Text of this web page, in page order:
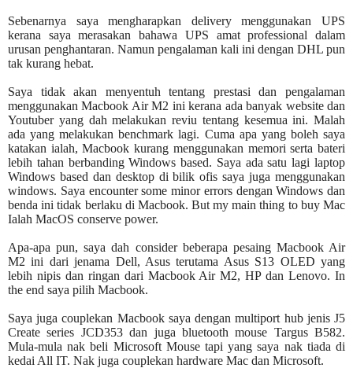
Sebenarnya saya mengharapkan delivery menggunakan UPS
kerana saya merasakan bahawa UPS amat professional dalam
urusan penghantaran. Namun pengalaman kali ini dengan DHL pun
tak kurang hebat.
Saya tidak akan menyentuh tentang prestasi dan pengalaman
menggunakan Macbook Air M2 ini kerana ada banyak website dan
Youtuber yang dah melakukan reviu tentang kesemua ini. Malah
ada yang melakukan benchmark lagi. Cuma apa yang boleh saya
katakan ialah, Macbook kurang menggunakan memori serta bateri
lebih tahan berbanding Windows based. Saya ada satu lagi laptop
Windows based dan desktop di bilik ofis saya juga menggunakan
windows. Saya encounter some minor errors dengan Windows dan
benda ini tidak berlaku di Macbook. But my main thing to buy Mac
Ialah MacOS conserve power.
Apa-apa pun, saya dah consider beberapa pesaing Macbook Air
M2 ini dari jenama Dell, Asus terutama Asus S13 OLED yang
lebih nipis dan ringan dari Macbook Air M2, HP dan Lenovo. In
the end saya pilih Macbook.
Saya juga couplekan Macbook saya dengan multiport hub jenis J5
Create series JCD353 dan juga bluetooth mouse Targus B582.
Mula-mula nak beli Microsoft Mouse tapi yang saya nak tiada di
kedai All IT. Nak juga couplekan hardware Mac dan Microsoft.